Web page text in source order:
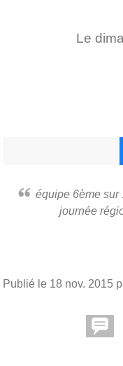
Le
équipe 6ème sur 17, avec 2 qualifications pour la
journée
Publié le 18 nov. 2015